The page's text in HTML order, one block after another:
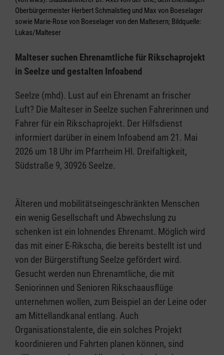
Oberbürgermeister Herbert Schmalstieg und Max von Boeselager
sowie Marie-Rose von Boeselager von den Maltesern; Bildquelle:
Lukas/Malteser
Malteser suchen Ehrenamtliche für Rikschaprojekt
in Seelze und gestalten Infoabend
Seelze (mhd). Lust auf ein Ehrenamt an frischer
Luft? Die Malteser in Seelze suchen Fahrerinnen und
Fahrer für ein Rikschaprojekt. Der Hilfsdienst
informiert darüber in einem Infoabend am 21. Mai
2026 um 18 Uhr im Pfarrheim Hl. Dreifaltigkeit,
Südstraße 9, 30926 Seelze.
Älteren und mobilitätseingeschränkten Menschen
ein wenig Gesellschaft und Abwechslung zu
schenken ist ein lohnendes Ehrenamt. Möglich wird
das mit einer E-Rikscha, die bereits bestellt ist und
von der Bürgerstiftung Seelze gefördert wird.
Gesucht werden nun Ehrenamtliche, die mit
Seniorinnen und Senioren Rikschaausflüge
unternehmen wollen, zum Beispiel an der Leine oder
am Mittellandkanal entlang. Auch
Organisationstalente, die ein solches Projekt
koordinieren und Fahrten planen können, sind